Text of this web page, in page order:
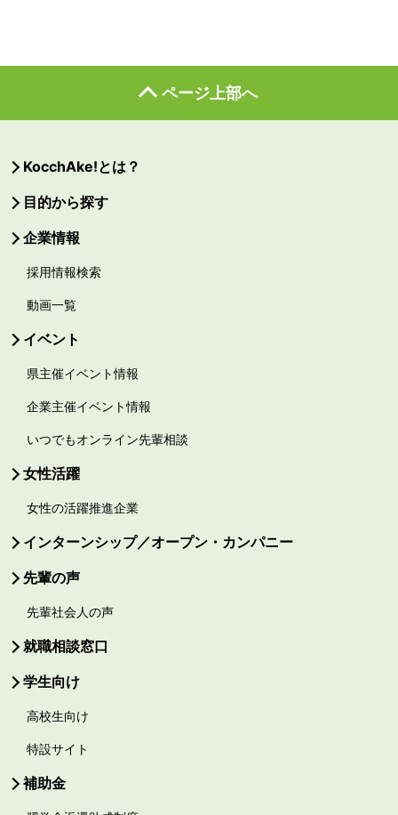
ページ上部へ
KocchAke!とは？
目的から探す
企業情報
採用情報検索
動画一覧
イベント
県主催イベント情報
企業主催イベント情報
いつでもオンライン先輩相談
女性活躍
女性の活躍推進企業
インターンシップ／オープン・カンパニー
先輩の声
先輩社会人の声
就職相談窓口
学生向け
高校生向け
特設サイト
補助金